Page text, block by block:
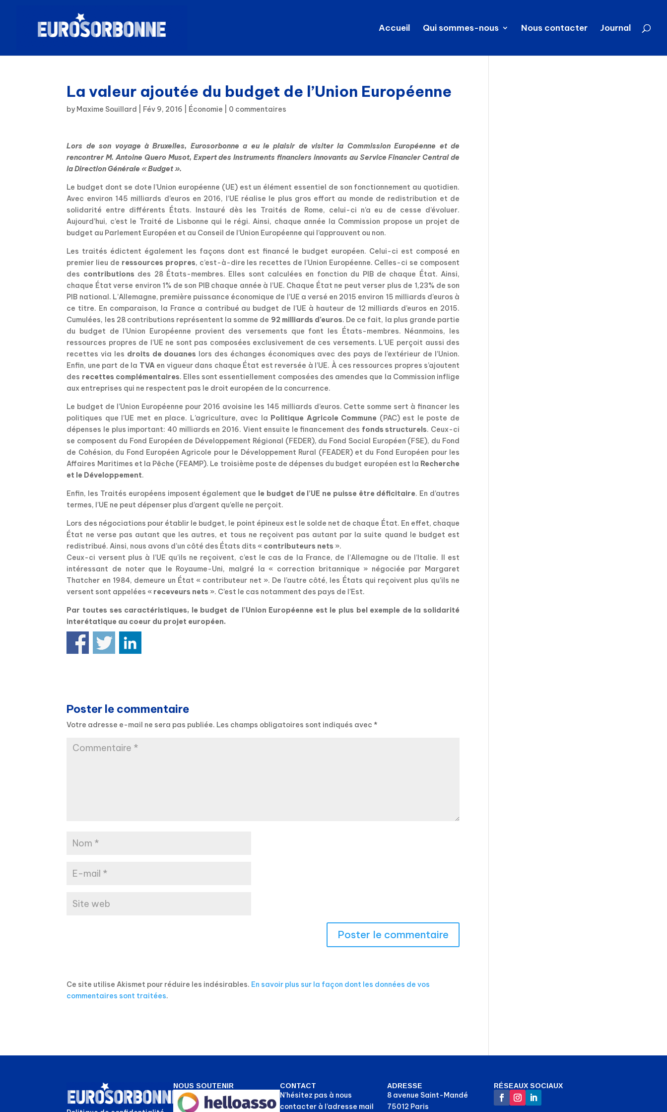
Accueil Qui sommes-nous Nous contacter Journal
La valeur ajoutée du budget de l’Union Européenne
by Maxime Souillard Fév 9, 2016 Économie 0 commentaires
Lors de son voyage à Bruxelles, Eurosorbonne a eu le plaisir de visiter la Commission Européenne et de
rencontrer M. Antoine Quero Musot, Expert des Instruments financiers innovants au Service Financier Central de
la Direction Générale « Budget ».
Le budget dont se dote l’Union européenne (UE) est un élément essentiel de son fonctionnement au quotidien.
Avec environ 145 milliards d’euros en 2016, l’UE réalise le plus gros effort au monde de redistribution et de
solidarité entre différents États. Instauré dès les Traités de Rome, celui-ci n’a eu de cesse d’évoluer.
Aujourd’hui, c’est le Traité de Lisbonne qui le régi. Ainsi, chaque année la Commission propose un projet de
budget au Parlement Européen et au Conseil de l’Union Européenne qui l’approuvent ou non.
Les traités édictent également les façons dont est financé le budget européen. Celui-ci est composé en
premier lieu de ressources propres, c’est-à-dire les recettes de l’Union Européenne. Celles-ci se composent
des contributions des 28 États-membres. Elles sont calculées en fonction du PIB de chaque État. Ainsi,
chaque État verse environ 1% de son PIB chaque année à l’UE. Chaque État ne peut verser plus de 1,23% de son
PIB national. L’Allemagne, première puissance économique de l’UE a versé en 2015 environ 15 milliards d’euros à
ce titre. En comparaison, la France a contribué au budget de l’UE à hauteur de 12 milliards d’euros en 2015.
Cumulées, les 28 contributions représentent la somme de 92 milliards d’euros. De ce fait, la plus grande partie
du budget de l’Union Européenne provient des versements que font les États-membres. Néanmoins, les
ressources propres de l’UE ne sont pas composées exclusivement de ces versements. L’UE perçoit aussi des
recettes via les droits de douanes lors des échanges économiques avec des pays de l’extérieur de l’Union.
Enfin, une part de la TVAen vigueur dans chaque État est reversée à l’UE. À ces ressources propres s’ajoutent
des recettes complémentaires. Elles sont essentiellement composées des amendes que la Commission inflige
aux entreprises qui ne respectent pas le droit européen de la concurrence.
Le budget de l’Union Européenne pour 2016 avoisine les 145 milliards d’euros. Cette somme sert à financer les
politiques que l’UE met en place. L’agriculture, avec la Politique Agricole Commune (PAC) est le poste de
dépenses le plus important: 40 milliards en 2016. Vient ensuite le financement des fonds structurels. Ceux-ci
se composent du Fond Européen de Développement Régional (FEDER), du Fond Social Européen (FSE), du Fond
de Cohésion, du Fond Européen Agricole pour le Développement Rural (FEADER) et du Fond Européen pour les
Affaires Maritimes et la Pêche (FEAMP). Le troisième poste de dépenses du budget européen est la Recherche
et le Développement.
Enfin, les Traités européens imposent également que le budget de l’UE ne puisse être déficitaire. En d’autres
termes, l’UE ne peut dépenser plus d’argent qu’elle ne perçoit.
Lors des négociations pour établir le budget, le point épineux est le solde net de chaque État. En effet, chaque
État ne verse pas autant que les autres, et tous ne reçoivent pas autant par la suite quand le budget est
redistribué. Ainsi, nous avons d’un côté des États dits « contributeurs nets ».
Ceux-ci versent plus à l’UE qu’ils ne reçoivent, c’est le cas de la France, de l’Allemagne ou de l’Italie. Il est
intéressant de noter que le Royaume-Uni, malgré la « correction britannique » négociée par Margaret
Thatcher en 1984, demeure un État « contributeur net ». De l’autre côté, les États qui reçoivent plus qu’ils ne
versent sont appelées « receveurs nets ». C’est le cas notamment des pays de l’Est.
Par toutes ses caractéristiques, le budget de l’Union Européenne est le plus bel exemple de la solidarité
interétatique au coeur du projet européen.
Poster le commentaire
Votre adresse e-mail ne sera pas publiée. Les champs obligatoires sont indiqués avec*
Ce site utilise Akismet pour réduire les indésirables. En savoir plus sur la façon dont les données de vos
commentaires sont traitées.
NOUS SOUTENIR CONTACT
N’hésitez pas à nous
contacter à l’adresse mail
ADRESSE
8 avenue Saint-Mandé
75012 Paris
RÉSEAUX SOCIAUX